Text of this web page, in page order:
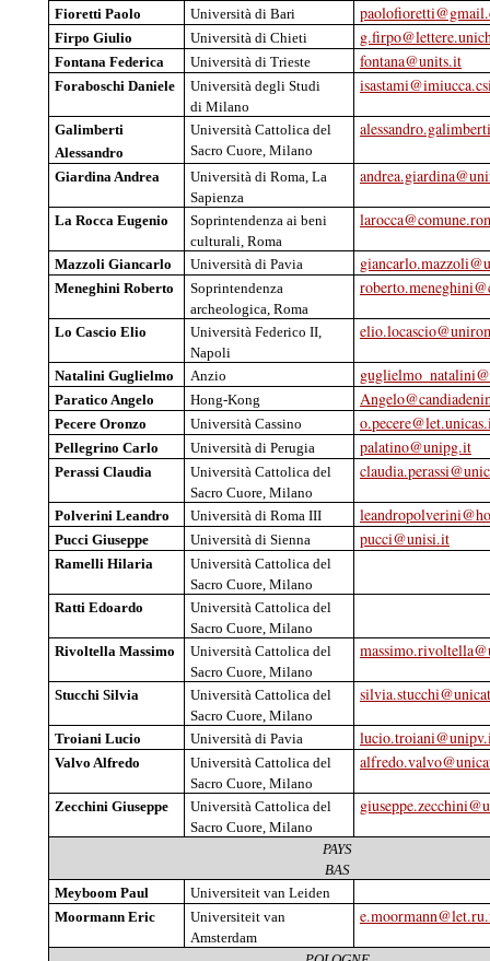
FiorettiPaolo Universitàdi Bari
Firpo Giulio Universitàdi Chieti
Fontana Federica Universitàdi Trieste fontana@units.it
Foraboschi Daniele Università degli Studi
di Milano
Galimberti
Alessandro
Università Cattolica del
Sacro Cuore, Milano
GiardinaAndrea Universitàdi Roma, La
Sapienza
La Rocca Eugenio Soprintendenzaai beni
culturali, Roma
MazzoliGiancarlo Universitàdi Pavia
MeneghiniRoberto
Soprintendenza
archeologica, Roma
Lo Cascio Elio UniversitàFederico II,
Napoli
Natalini Guglielmo Anzio
Paratico Angelo Hong-Kong
Pecere Oronzo UniversitàCassino
Pellegrino Carlo Universitàdi Perugia palatino@unipg.it
PerassiClaudia Università Cattolica del
Sacro Cuore, Milano
Polverini Leandro Universitàdi Roma III
PucciGiuseppe Universitàdi Sienna pucci@unisi.it
Ramelli Hilaria Università Cattolica del
Sacro Cuore, Milano
Ratti Edoardo Università Cattolica del
Sacro Cuore, Milano
RivoltellaMassimo Università Cattolica del
Sacro Cuore, Milano
StucchiSilvia Università Cattolica del
Sacro Cuore, Milano
TroianiLucio Universitàdi Pavia
Valvo Alfredo Università Cattolica del
Sacro Cuore, Milano
ZecchiniGiuseppe Università Cattolica del
Sacro Cuore, Milano
PAYS
BAS
MeyboomPaul Universiteitvan Leiden
Moormann Eric Universiteitvan
Amsterdam